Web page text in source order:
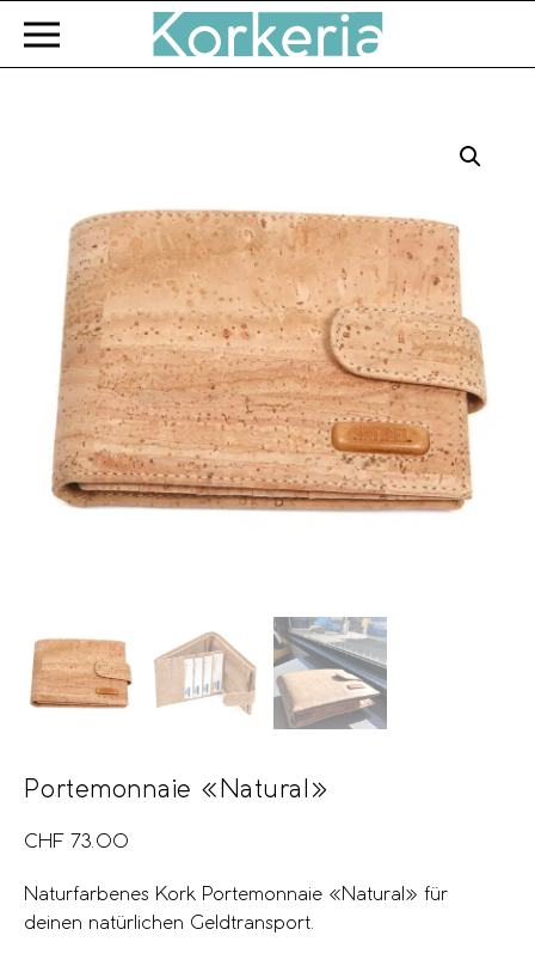
Zum Hauptinhalt springen
Portemonnaie «Natural»
CHF 73.00
Naturfarbenes Kork Portemonnaie «Natural» für
deinen natürlichen Geldtransport.